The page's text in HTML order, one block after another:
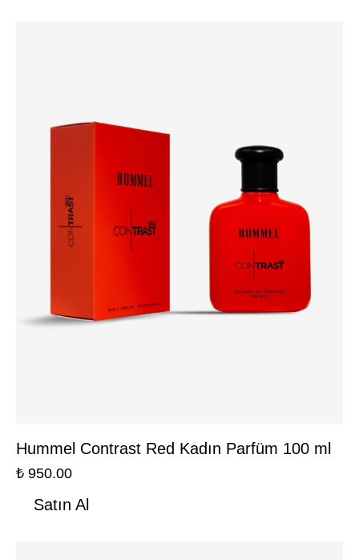
Hummel Contrast Red Kadın Parfüm 100 ml
₺ 950.00
Satın Al